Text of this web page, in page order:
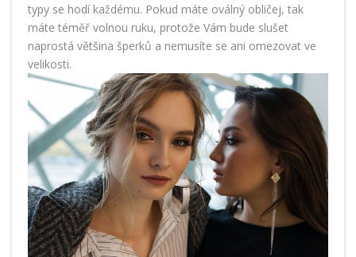
typy se hodí každému. Pokud máte oválný obličej, tak
máte téměř volnou ruku, protože Vám bude slušet
naprostá většina šperků a nemusíte se ani omezovat ve
velikosti.